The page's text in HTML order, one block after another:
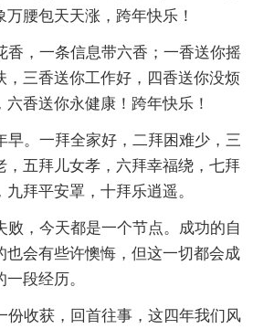
腰包天天涨，跨年快乐！
香，一条信息带六香；一香送你摇
，三香送你工作好，四香送你没烦
香送你永健康！跨年快乐！
早。一拜全家好，二拜困难少，三
，五拜儿女孝，六拜幸福绕，七拜
拜平安罩，十拜乐逍遥。
败，今天都是一个节点。成功的自
也会有些许懊悔，但这一切都会成
段经历。
份收获，回首往事，这四年我们风